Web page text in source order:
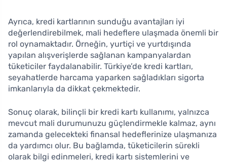
Ayrıca, kredi kartlarının sunduğu avantajları iyi
değerlendirebilmek, mali hedeflere ulaşmada önemli bir
rol oynamaktadır. Örneğin, yurtiçi ve yurtdışında
yapılan alışverişlerde sağlanan kampanyalardan
tüketiciler faydalanabilir. Türkiye’de kredi kartları,
seyahatlerde harcama yaparken sağladıkları sigorta
imkanlarıyla da dikkat çekmektedir.
Sonuç olarak, bilinçli bir kredi kartı kullanımı, yalnızca
mevcut mali durumunuzu güçlendirmekle kalmaz, aynı
zamanda gelecekteki finansal hedeflerinize ulaşmanıza
da yardımcı olur. Bu bağlamda, tüketicilerin sürekli
olarak bilgi edinmeleri, kredi kartı sistemlerini ve